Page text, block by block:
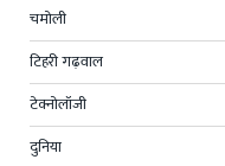
चमोली
टिहरी गढ़वाल
टेक्नोलॉजी
दुनिया